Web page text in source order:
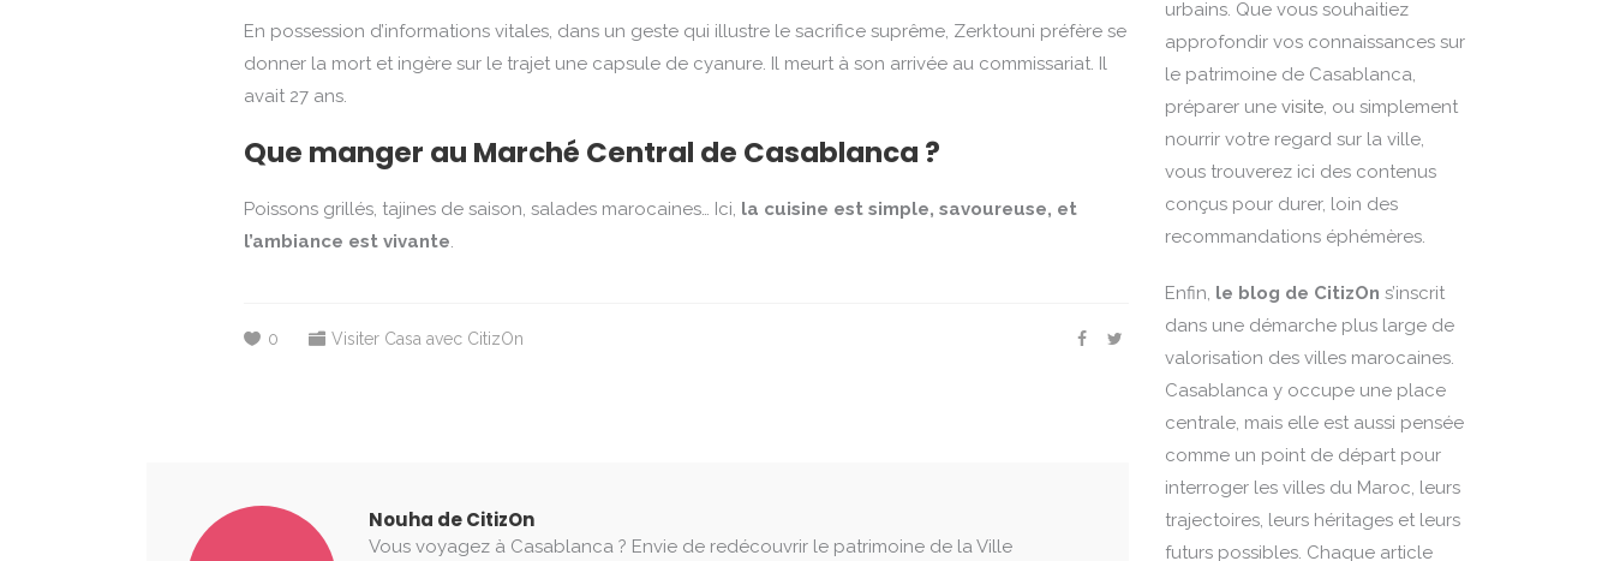
En possession d’informations vitales, dans un geste qui illustre le sacrifice suprême, Zerktouni préfère se
donner la mort et ingère sur le trajet une capsule de cyanure. Il meurt à son arrivée au commissariat. Il
avait 27 ans.
Que manger au Marché Central de Casablanca ?
Poissons grillés, tajines de saison, salades marocaines… Ici, la cuisine est simple, savoureuse, et
l’ambiance est vivante.
0 Visiter Casa avec CitizOn
Nouha de CitizOn
Vous voyagez à Casablanca ? Envie de redécouvrir le patrimoine de la Ville
urbains. Que vous souhaitiez
approfondir vos connaissances sur
le patrimoine de Casablanca,
préparer une visite, ou simplement
nourrir votre regard sur la ville,
vous trouverez ici des contenus
conçus pour durer, loin des
recommandations éphémères.
Enfin, le blog de CitizOn s’inscrit
dans une démarche plus large de
valorisation des villes marocaines.
Casablanca y occupe une place
centrale, mais elle est aussi pensée
comme un point de départ pour
interroger les villes du Maroc, leurs
trajectoires, leurs héritages et leurs
futurs possibles. Chaque article